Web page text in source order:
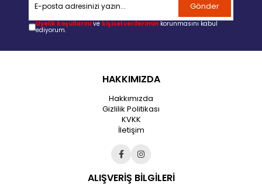
Gönder
Üyelik koşullarını ve kişisel verilerimin korunmasını kabul
ediyorum.
HAKKIMIZDA
Hakkımızda
Gizlilik Politikası
KVKK
İletişim
ALIŞVERİŞ BİLGİLERİ